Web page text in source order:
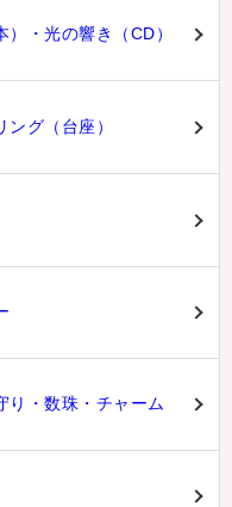
・光の響き（CD）
グ（台座）
り・数珠・チャーム